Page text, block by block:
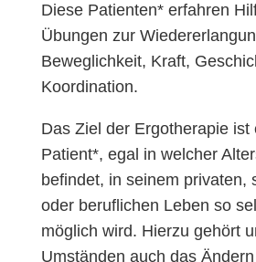
Diese Patienten* erfahren
Übungen zur
Beweglichkeit, Kraft,
Koordination.
Das Ziel der Ergotherapie ist
Patient*, egal in welcher
befindet, in seinem privaten,
oder beruflichen Leben so
möglich wird. Hierzu gehört
Umständen auch das